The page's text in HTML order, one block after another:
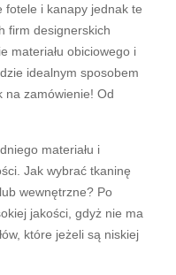
fotele i kanapy jednak te
firm designerskich
materiału obiciowego i
idealnym sposobem
na zamówienie! Od
materiału i
Jak wybrać tkaninę
wewnętrzne? Po
jakości, gdyż nie ma
które jeżeli są niskiej